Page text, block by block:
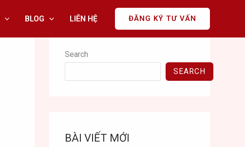
BLOG LIÊN HỆ ĐĂNG KÝ TƯ VẤN
Search
SEARCH
BÀI VIẾT MỚI